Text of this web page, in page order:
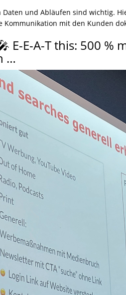
und Abläufen sind wichtig.
Kommunikation mit den Kunden
E-E-A-T this: 500 %
…